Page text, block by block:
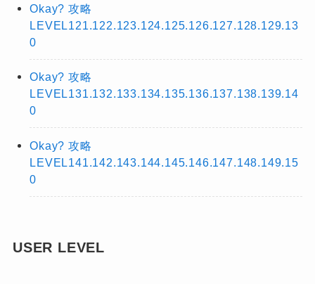
Okay? 攻略
LEVEL121.122.123.124.125.126.127.128.129.13
0
Okay? 攻略
LEVEL131.132.133.134.135.136.137.138.139.14
0
Okay? 攻略
LEVEL141.142.143.144.145.146.147.148.149.15
0
USER LEVEL